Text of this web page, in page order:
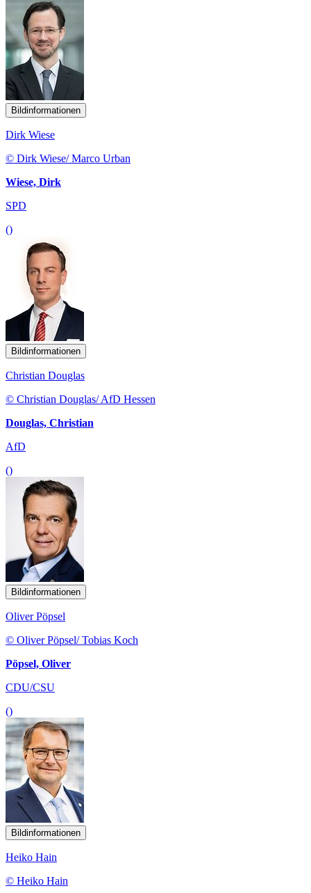
Bildinformationen
Dirk Wiese
© Dirk Wiese/ Marco Urban
Wiese, Dirk
SPD
()
Bildinformationen
Christian Douglas
© Christian Douglas/ AfD Hessen
Douglas, Christian
AfD
()
Bildinformationen
Oliver Pöpsel
© Oliver Pöpsel/ Tobias Koch
Pöpsel, Oliver
CDU/CSU
()
Bildinformationen
Heiko Hain
© Heiko Hain